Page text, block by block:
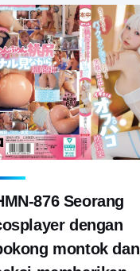
876 Seorang
dengan
montok dan